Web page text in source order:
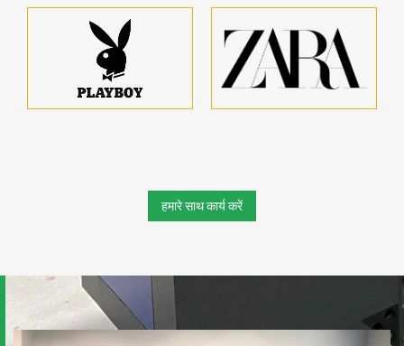
हमारे साथ कार्य करें